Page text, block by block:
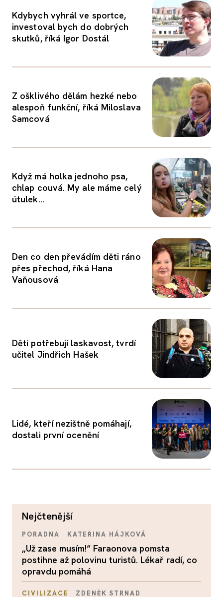
Kdybych vyhrál ve sportce,
investoval bych do dobrých
skutků, říká Igor Dostál
Z ošklivého dělám hezké nebo
alespoň funkční, říká Miloslava
Samcová
Když má holka jednoho psa,
chlap couvá. My ale máme celý
útulek...
Den co den převádím děti ráno
přes přechod, říká Hana
Vaňousová
Děti potřebují laskavost, tvrdí
učitel Jindřich Hašek
Lidé, kteří nezištně pomáhají,
dostali první ocenění
nejčtenější
PORADNA KATEŘINA HÁJKOVÁ
„Už zase musím!“ Faraonova pomsta
postihne až polovinu turistů. Lékař radí, co
opravdu pomáhá
CIVILIZACE ZDENĚK STRNAD